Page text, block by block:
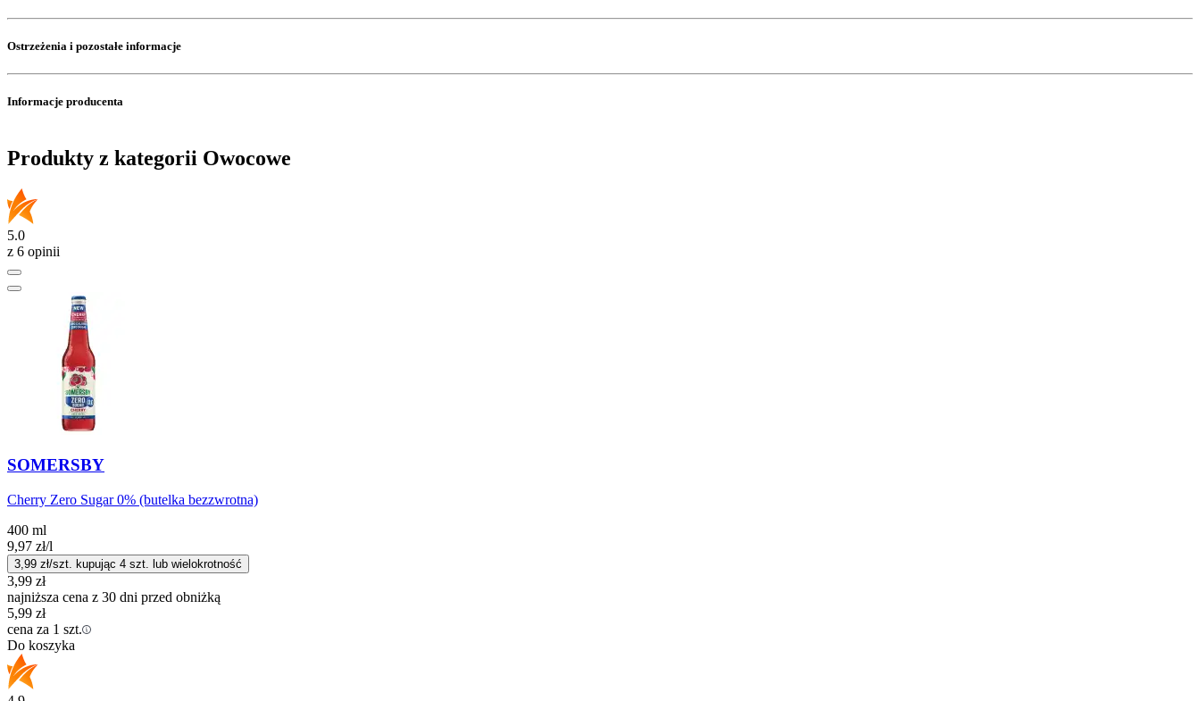
Ostrzeżenia i pozostałe informacje
Informacje producenta
Produkty z kategorii Owocowe
5.0
z 6 opinii
SOMERSBY
Cherry Zero Sugar 0% (butelka bezzwrotna)
400 ml
9,97 zł/l
3,99 zł/szt. kupując 4 szt. lub wielokrotność
3,99 zł
najniższa cena z 30 dni przed obniżką
5,99 zł
cena za 1 szt.
Do koszyka